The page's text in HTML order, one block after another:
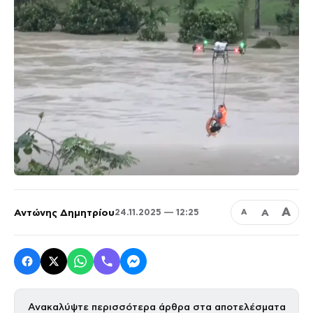
Αντώνης Δημητρίου24.11.2025 — 12:25 Α Α Α
Ανακαλύψτε περισσότερα άρθρα στα αποτελέσματα